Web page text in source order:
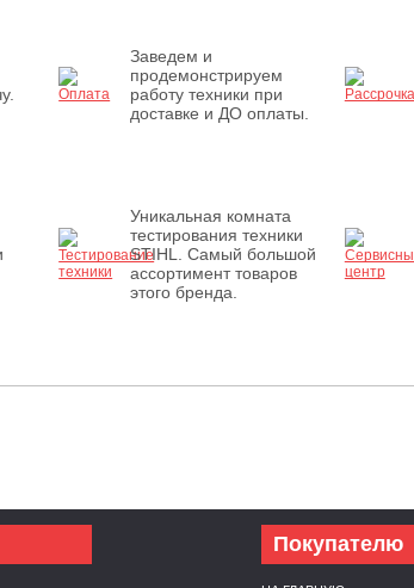
Заведем и
продемонстрируем
работу техники при
доставке и ДО оплаты.
Уникальная комната
тестирования техники
STIHL. Самый большой
ассортимент товаров
этого бренда.
Покупателю